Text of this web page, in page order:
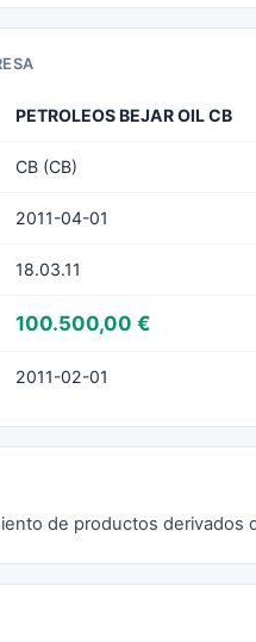
PETROLEOS BEJAR OIL CB
CB (CB)
2011-04-01
18.03.11
100.500,00 €
2011-02-01
de productos derivados